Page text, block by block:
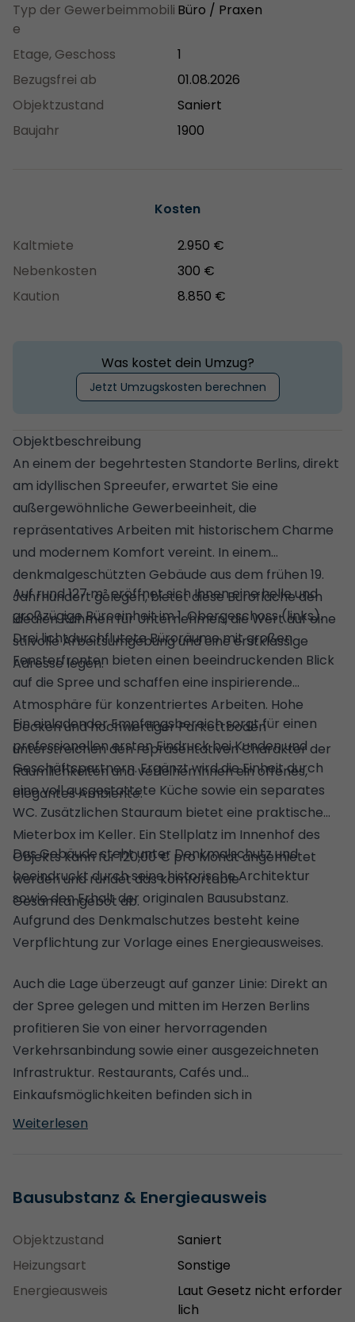
Typ der Gewerbeimmobili
e
Büro / Praxen
Etage, Geschoss
1
Bezugsfrei ab
01.08.2026
Objektzustand
Saniert
Baujahr
1900
Kosten
Kaltmiete
2.950 €
Nebenkosten
300 €
Kaution
8.850 €
Was kostet dein Umzug?
Jetzt Umzugskosten berechnen
Objektbeschreibung
An einem der begehrtesten Standorte Berlins, direkt
am idyllischen Spreeufer, erwartet Sie eine
außergewöhnliche Gewerbeeinheit, die
repräsentatives Arbeiten mit historischem Charme
und modernem Komfort vereint. In einem
denkmalgeschützten Gebäude aus dem frühen 19.
Jahrhundert gelegen, bietet diese Bürofläche den
idealen Rahmen für Unternehmen, die Wert auf eine
stilvolle Arbeitsumgebung und eine erstklassige
Adresse legen.
Auf rund 127 m² eröffnet sich Ihnen eine helle und
großzügige Büroeinheit im 1. Obergeschoss (links).
Drei lichtdurchflutete Büroräume mit großen
Fensterfronten bieten einen beeindruckenden Blick
auf die Spree und schaffen eine inspirierende
Atmosphäre für konzentriertes Arbeiten. Hohe
Decken und hochwertiger Parkettboden
unterstreichen den repräsentativen Charakter der
Räumlichkeiten und verleihen ihnen ein offenes,
elegantes Ambiente.
Ein einladender Empfangsbereich sorgt für einen
professionellen ersten Eindruck bei Kunden und
Geschäftspartnern. Ergänzt wird die Einheit durch
eine voll ausgestattete Küche sowie ein separates
WC. Zusätzlichen Stauraum bietet eine praktische
Mieterbox im Keller. Ein Stellplatz im Innenhof des
Objekts kann für 120,00 € pro Monat angemietet
werden und rundet das komfortable
Gesamtangebot ab.
Das Gebäude steht unter Denkmalschutz und
beeindruckt durch seine historische Architektur
sowie den Erhalt der originalen Bausubstanz.
Aufgrund des Denkmalschutzes besteht keine
Verpflichtung zur Vorlage eines Energieausweises.
Auch die Lage überzeugt auf ganzer Linie: Direkt an
der Spree gelegen und mitten im Herzen Berlins
profitieren Sie von einer hervorragenden
Verkehrsanbindung sowie einer ausgezeichneten
Infrastruktur. Restaurants, Cafés und
Einkaufsmöglichkeiten befinden sich in
unmittelbarer Umgebung und schaffen ein
Weiterlesen
Bausubstanz & Energieausweis
Objektzustand
Saniert
Heizungsart
Sonstige
Energieausweis
Laut Gesetz nicht erforder
lich